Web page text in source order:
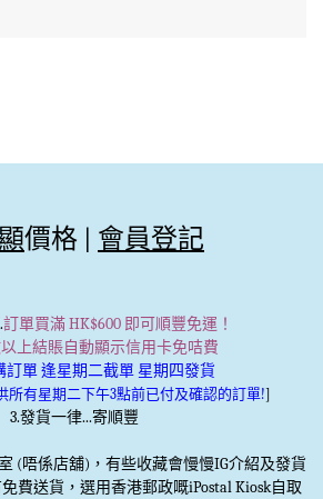
價格 | 會員登記
訂單買滿 HK$600 即可順豐免運！
上結賬自動顯示信用卡免咭費
訂單 逢星期二截單 星期四發貨
所有星期二下午3點前已付及確認的訂單!]
3.發貨一律...寄順豐
(唔係店舖)，有些收藏會慢慢IG介紹及發貨
費送貨，選用香港郵政嘅iPostal Kiosk自取